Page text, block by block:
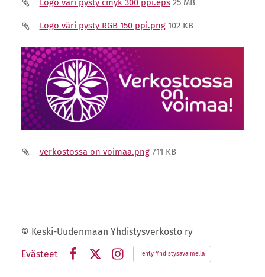
Logo väri pysty RGB 150 ppi.png 102 KB
verkostossa on voimaa.png 711 KB
© Keski-Uudenmaan Yhdistysverkosto ry
Evästeet
Instagram
Tehty Yhdistysavaimella